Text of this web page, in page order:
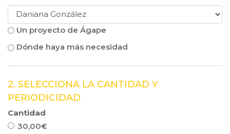
Un proyecto de Ágape
Dónde haya más necesidad
2. SELECCIONA LA CANTIDAD Y
PERIODICIDAD
Cantidad
30,00€